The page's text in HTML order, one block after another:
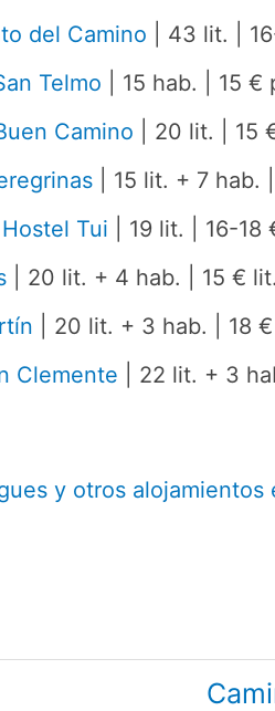
del Camino | 43 lit. |
Telmo | 15 hab. | 15
Camino | 20 lit. | 15
| 15 lit. + 7 hab.
Tui | 19 lit. | 16-18
| 20 lit. + 4 hab. | 15 €
| 20 lit. + 3 hab. | 18
Clemente
| 22 lit. + 3
y otros alojamientos